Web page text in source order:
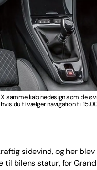
samme kabinedesign som de
du tilvælger navigation til
sidevind, og her blev
til bilens statur, for